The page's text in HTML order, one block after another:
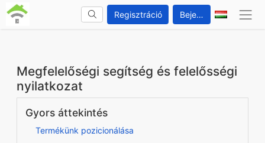
Regisztráció Bejelentkezés
Megfelelőségi segítség és felelősségi
nyilatkozat
Gyors áttekintés
Termékünk pozicionálása